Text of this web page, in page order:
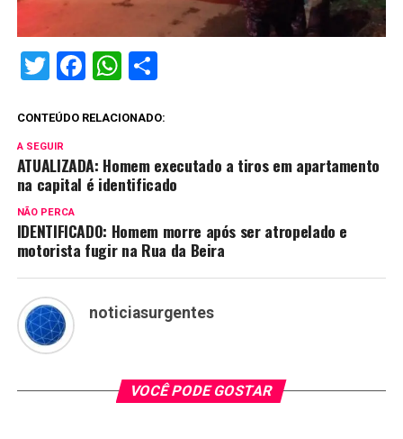
Twitter
Facebook
WhatsApp
Share
CONTEÚDO RELACIONADO:
A SEGUIR
ATUALIZADA: Homem executado a tiros em apartamento
na capital é identificado
NÃO PERCA
IDENTIFICADO: Homem morre após ser atropelado e
motorista fugir na Rua da Beira
noticiasurgentes
VOCÊ PODE GOSTAR